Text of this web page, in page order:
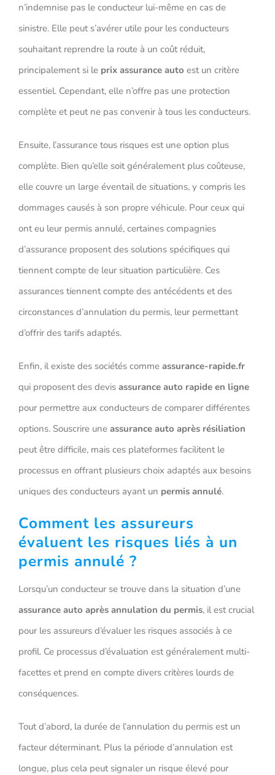
n’indemnise pas le conducteur lui-même en cas de
sinistre. Elle peut s’avérer utile pour les conducteurs
souhaitant reprendre la route à un coût réduit,
principalement si le prix assurance auto est un critère
essentiel. Cependant, elle n’offre pas une protection
complète et peut ne pas convenir à tous les conducteurs.
Ensuite, l’assurance tous risques est une option plus
complète. Bien qu’elle soit généralement plus coûteuse,
elle couvre un large éventail de situations, y compris les
dommages causés à son propre véhicule. Pour ceux qui
ont eu leur permis annulé, certaines compagnies
d’assurance proposent des solutions spécifiques qui
tiennent compte de leur situation particulière. Ces
assurances tiennent compte des antécédents et des
circonstances d’annulation du permis, leur permettant
d’offrir des tarifs adaptés.
Enfin, il existe des sociétés comme assurance-rapide.fr
qui proposent des devis assurance auto rapide en ligne
pour permettre aux conducteurs de comparer différentes
options. Souscrire une assurance auto après résiliation
peut être difficile, mais ces plateformes facilitent le
processus en offrant plusieurs choix adaptés aux besoins
uniques des conducteurs ayant un permis annulé.
Comment les assureurs
évaluent les risques liés à un
permis annulé ?
Lorsqu’un conducteur se trouve dans la situation d’une
assurance auto après annulation du permis, il est crucial
pour les assureurs d’évaluer les risques associés à ce
profil. Ce processus d’évaluation est généralement multi-
facettes et prend en compte divers critères lourds de
conséquences.
Tout d’abord, la durée de l’annulation du permis est un
facteur déterminant. Plus la période d’annulation est
longue, plus cela peut signaler un risque élevé pour